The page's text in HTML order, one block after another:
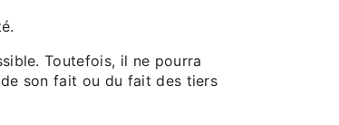
Toutefois, il ne pourra
son fait ou du fait des tiers